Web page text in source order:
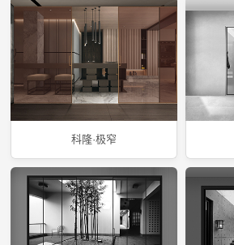
科隆·极窄